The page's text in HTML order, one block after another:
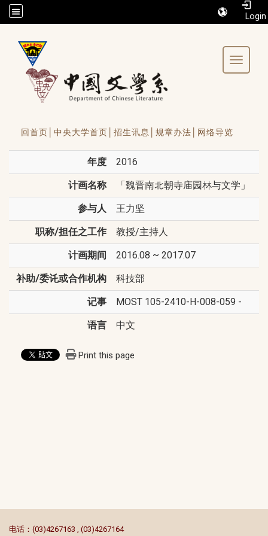
/accesskey"" title="Toolbar">:::
Toggle
回首页│ 中央大学首页│ 招生讯息│ 规章办法│ 网络导览
年度 2016
计画名称 「魏晋南北朝寺庙园林与文学」
参与人 王力坚
职称/担任之工作 教授/主持人
计画期间 2016.08 ~ 2017.07
补助/委讬或合作机构 科技部
记事 MOST 105-2410-H-008-059 -
语言 中文
Print this page
电话：(03)4267163 , (03)4267164